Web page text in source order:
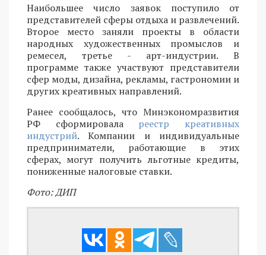
Наибольшее число заявок поступило от
представителей сферы отдыха и развлечений.
Второе место заняли проекты в области
народных художественных промыслов и
ремесел, третье - арт-индустрии. В
программе также участвуют представители
сфер моды, дизайна, рекламы, гастрономии и
других креативных направлений.
Ранее сообщалось, что Минэкономразвития
РФ сформировала реестр креативных
индустрий. Компании и индивидуальные
предприниматели, работающие в этих
сферах, могут получить льготные кредиты,
пониженные налоговые ставки.
Фото: ДИП